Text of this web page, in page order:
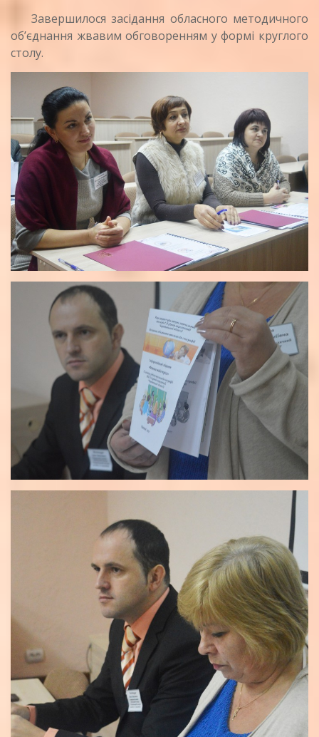
Завершилося засідання обласного методичного
об’єднання жвавим обговоренням у формі круглого
столу.